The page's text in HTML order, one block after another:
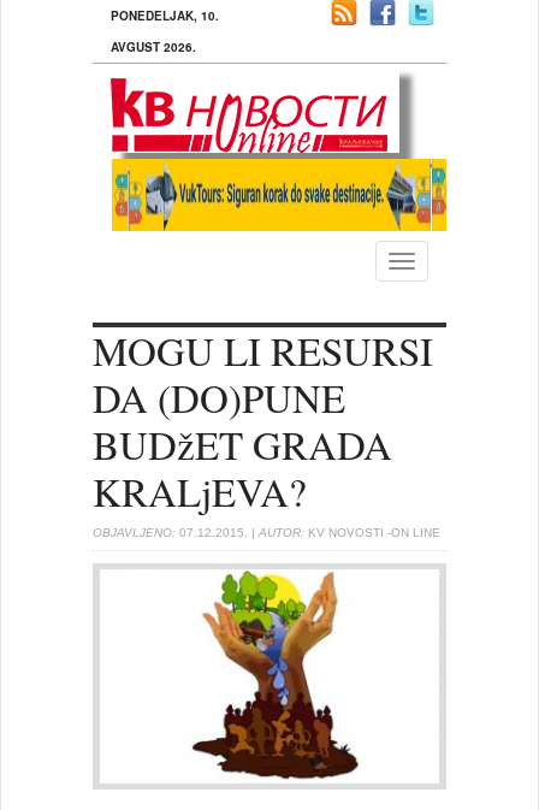
PONEDELJAK, 10.
AVGUST 2026.
Toggle
navigation
MOGU LI RESURSI
DA (DO)PUNE
BUDžET GRADA
KRALjEVA?
OBJAVLJENO: 07.12.2015. | AUTOR: KV NOVOSTI -ON LINE